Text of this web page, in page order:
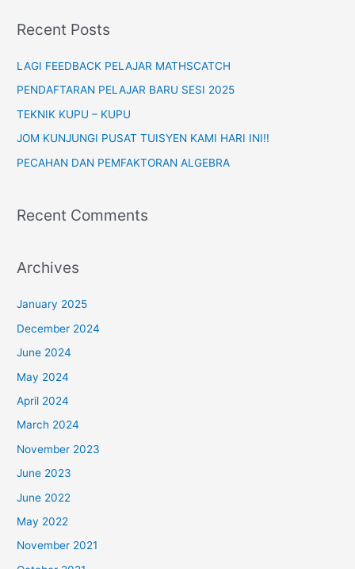
r
h
f
o
Recent Posts
LAGI FEEDBACK PELAJAR MATHSCATCH
PENDAFTARAN PELAJAR BARU SESI 2025
TEKNIK KUPU – KUPU
JOM KUNJUNGI PUSAT TUISYEN KAMI HARI INI!!
PECAHAN DAN PEMFAKTORAN ALGEBRA
Recent Comments
Archives
January 2025
December 2024
June 2024
May 2024
April 2024
March 2024
November 2023
June 2023
June 2022
May 2022
November 2021